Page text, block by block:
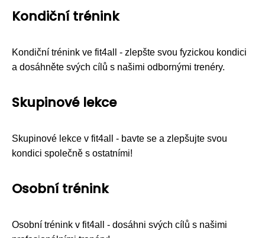
Kondiční trénink
Kondiční trénink ve fit4all - zlepšte svou fyzickou kondici
a dosáhněte svých cílů s našimi odbornými trenéry.
Skupinové lekce
Skupinové lekce v fit4all - bavte se a zlepšujte svou
kondici společně s ostatními!
Osobní trénink
Osobní trénink v fit4all - dosáhni svých cílů s našimi